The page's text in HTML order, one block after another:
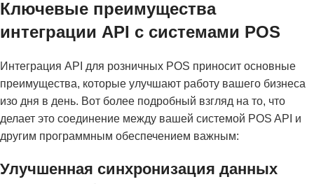
Ключевые преимущества
интеграции API с системами POS
Интеграция API для розничных POS приносит основные
преимущества, которые улучшают работу вашего бизнеса
изо дня в день. Вот более подробный взгляд на то, что
делает это соединение между вашей системой POS API и
другим программным обеспечением важным:
Улучшенная синхронизация данных